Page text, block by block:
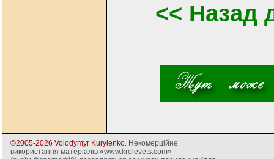
<< Назад
©2005-2026 Volodymyr Kurylenko. Некомерційне
використання матеріалів «www.krolevets.com»